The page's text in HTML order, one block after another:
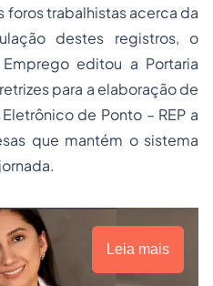
trabalhistas acerca da
destes registros, o
editou a Portaria
para a elaboração de
de Ponto – REP a
que mantém o sistema
Leia mais